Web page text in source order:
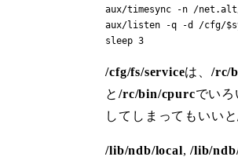
aux/timesync -n /
aux/listen -q -d /cfg/
sleep 3
/cfg/fs/serviceは、 /rc/
と/rc/bin/cpurcでい
してしまってもいいと
/lib/ndb/local,/lib/